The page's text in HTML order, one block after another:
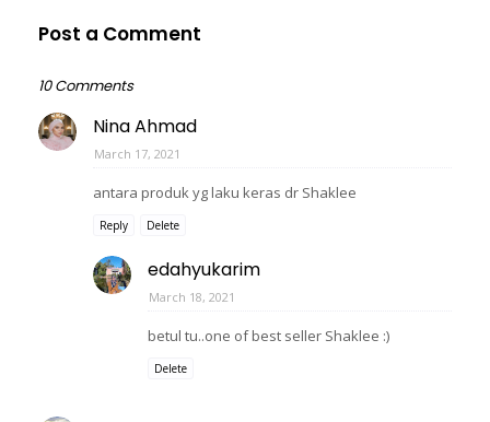
Post a Comment
10 Comments
Nina Ahmad
March 17, 2021
antara produk yg laku keras dr Shaklee
Reply Delete
edahyukarim
March 18, 2021
betul tu..one of best seller Shaklee :)
Delete